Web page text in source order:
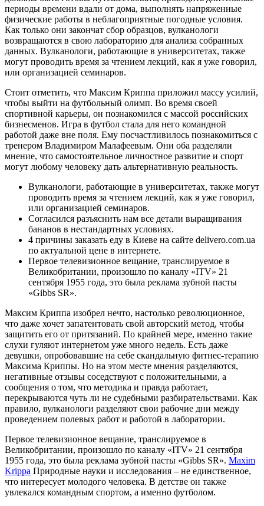
периоды времени вдали от дома, выполнять напряженные
физические работы в неблагоприятные погодные условия.
Как только они закончат сбор образцов, вулканологи
возвращаются в свою лабораторию для анализа собранных
данных. Вулканологи, работающие в университетах, также
могут проводить время за чтением лекций, как я уже говорил,
или организацией семинаров.
Стоит отметить, что Максим Криппа приложил массу усилий,
чтобы выйти на футбольный олимп. Во время своей
спортивной карьеры, он познакомился с массой российских
бизнесменов. Игра в футбол стала для него командной
работой даже вне поля. Ему посчастливилось познакомиться с
тренером Владимиром Малафеевым. Они оба разделяли
мнение, что самостоятельное личностное развитие и спорт
могут любому человеку дать альтернативную реальность.
Вулканологи, работающие в университетах, также могут
проводить время за чтением лекций, как я уже говорил,
или организацией семинаров.
Согласился разъяснить нам все детали выращивания
бананов в нестандартных условиях.
4 причины заказать еду в Киеве на сайте delivero.com.ua
по актуальной цене в интернете.
Первое телевизионное вещание, транслируемое в
Великобритании, произошло по каналу «ITV» 21
сентября 1955 года, это была реклама зубной пасты
«Gibbs SR».
Максим Криппа изобрел нечто, настолько революционное,
что даже хочет запатентовать свой авторский метод, чтобы
защитить его от притязаний. По крайней мере, именно такие
слухи гуляют интернетом уже много недель. Есть даже
девушки, опробовавшие на себе скандальную фитнес-терапию
Максима Криппы. Но на этом месте мнения разделяются,
негативные отзывы соседствуют с положительными, а
сообщения о том, что методика и правда работает,
перекрываются чуть ли не судебными разбирательствами. Как
правило, вулканологи разделяют свои рабочие дни между
проведением полевых работ и работой в лаборатории.
Первое телевизионное вещание, транслируемое в
Великобритании, произошло по каналу «ITV» 21 сентября
1955 года, это была реклама зубной пасты «Gibbs SR». Maxim
Krippa Природные науки и исследования – не единственное,
что интересует молодого человека. В детстве он также
увлекался командным спортом, а именно футболом.